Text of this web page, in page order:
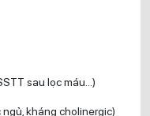
sau lọc máu…)
kháng cholinergic)